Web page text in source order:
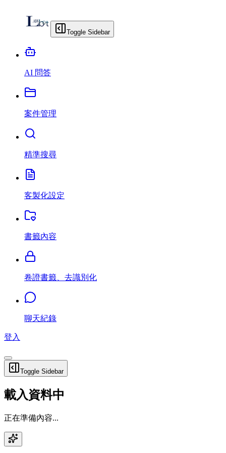
Toggle Sidebar
AI 問答
案件管理
精準搜尋
客製化設定
書籤內容
卷證書籤、去識別化
聊天紀錄
登入
Toggle Sidebar
載入資料中
正在準備內容...